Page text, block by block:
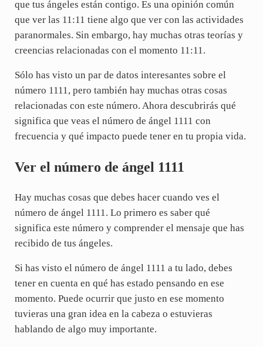
que tus ángeles están contigo. Es una opinión común
que ver las 11:11 tiene algo que ver con las actividades
paranormales. Sin embargo, hay muchas otras teorías y
creencias relacionadas con el momento 11:11.
Sólo has visto un par de datos interesantes sobre el
número 1111, pero también hay muchas otras cosas
relacionadas con este número. Ahora descubrirás qué
significa que veas el número de ángel 1111 con
frecuencia y qué impacto puede tener en tu propia vida.
Ver el número de ángel 1111
Hay muchas cosas que debes hacer cuando ves el
número de ángel 1111. Lo primero es saber qué
significa este número y comprender el mensaje que has
recibido de tus ángeles.
Si has visto el número de ángel 1111 a tu lado, debes
tener en cuenta en qué has estado pensando en ese
momento. Puede ocurrir que justo en ese momento
tuvieras una gran idea en la cabeza o estuvieras
hablando de algo muy importante.